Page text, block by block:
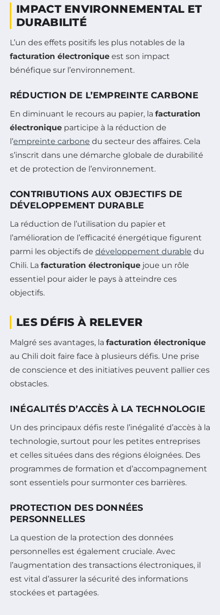
IMPACT ENVIRONNEMENTAL ET
DURABILITÉ
L’un des effets positifs les plus notables de la
facturation électronique est son impact
bénéfique sur l’environnement.
RÉDUCTION DE L’EMPREINTE CARBONE
En diminuant le recours au papier, la facturation
électronique participe à la réduction de
l’empreinte carbone du secteur des affaires. Cela
s’inscrit dans une démarche globale de durabilité
et de protection de l’environnement.
CONTRIBUTIONS AUX OBJECTIFS DE
DÉVELOPPEMENT DURABLE
La réduction de l’utilisation du papier et
l’amélioration de l’efficacité énergétique figurent
parmi les objectifs de développement durable du
Chili. La facturation électronique joue un rôle
essentiel pour aider le pays à atteindre ces
objectifs.
LES DÉFIS À RELEVER
Malgré ses avantages, la facturation électronique
au Chili doit faire face à plusieurs défis. Une prise
de conscience et des initiatives peuvent pallier ces
obstacles.
INÉGALITÉS D’ACCÈS À LA TECHNOLOGIE
Un des principaux défis reste l’inégalité d’accès à la
technologie, surtout pour les petites entreprises
et celles situées dans des régions éloignées. Des
programmes de formation et d’accompagnement
sont essentiels pour surmonter ces barrières.
PROTECTION DES DONNÉES
PERSONNELLES
La question de la protection des données
personnelles est également cruciale. Avec
l’augmentation des transactions électroniques, il
est vital d’assurer la sécurité des informations
stockées et partagées.